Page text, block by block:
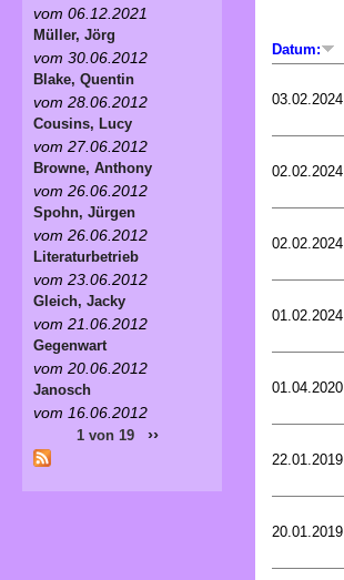
Datum:
03.02.2024
02.02.2024
02.02.2024
01.02.2024
01.04.2020
22.01.2019
20.01.2019
vom 06.12.2021
Müller, Jörg
vom 30.06.2012
Blake, Quentin
vom 28.06.2012
Cousins, Lucy
vom 27.06.2012
Browne, Anthony
vom 26.06.2012
Spohn, Jürgen
vom 26.06.2012
Literaturbetrieb
vom 23.06.2012
Gleich, Jacky
vom 21.06.2012
Gegenwart
vom 20.06.2012
Janosch
vom 16.06.2012
1 von 19 ››